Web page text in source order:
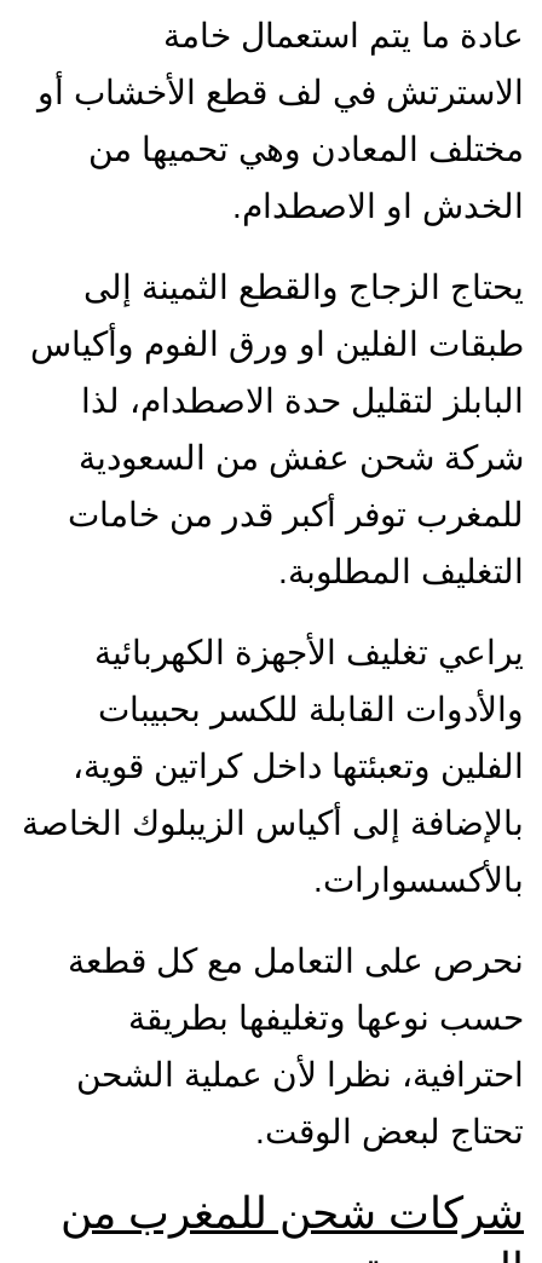
عادة ما يتم استعمال خامة
الاسترتش في لف قطع الأخشاب أو
مختلف المعادن وهي تحميها من
الخدش او الاصطدام.
يحتاج الزجاج والقطع الثمينة إلى
طبقات الفلين او ورق الفوم وأكياس
البابلز لتقليل حدة الاصطدام، لذا
شركة شحن عفش من السعودية
للمغرب توفر أكبر قدر من خامات
التغليف المطلوبة.
يراعي تغليف الأجهزة الكهربائية
والأدوات القابلة للكسر بحبيبات
الفلين وتعبئتها داخل كراتين قوية،
بالإضافة إلى أكياس الزيبلوك الخاصة
بالأكسسوارات.
نحرص على التعامل مع كل قطعة
حسب نوعها وتغليفها بطريقة
احترافية، نظرا لأن عملية الشحن
تحتاج لبعض الوقت.
شركات شحن للمغرب من